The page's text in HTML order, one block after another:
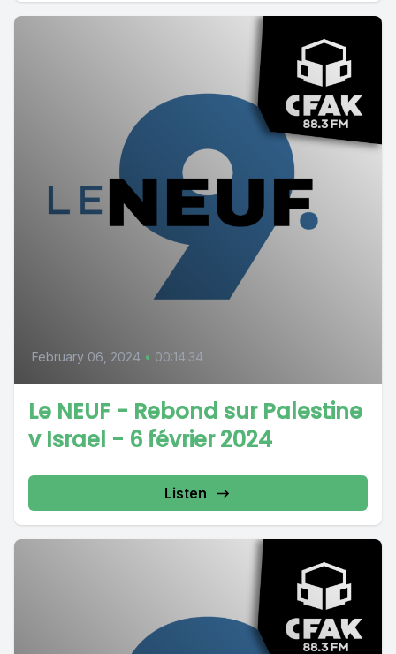
February 06, 2024 • 00:14:34
Le NEUF - Rebond sur Palestine
v Israel - 6 février 2024
Listen